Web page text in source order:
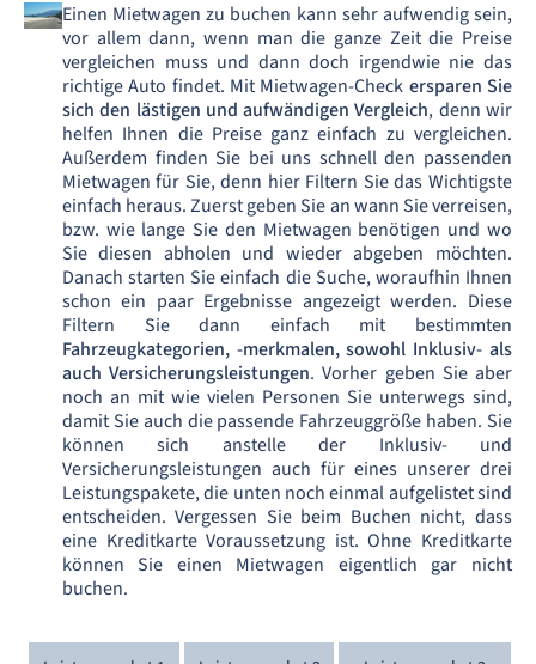
Einen Mietwagen zu buchen kann sehr aufwendig sein,
vor allem dann, wenn man die ganze Zeit die Preise
vergleichen muss und dann doch irgendwie nie das
richtige Auto findet. Mit Mietwagen-Check ersparen Sie
sich den lästigen und aufwändigen Vergleich, denn wir
helfen Ihnen die Preise ganz einfach zu vergleichen.
Außerdem finden Sie bei uns schnell den passenden
Mietwagen für Sie, denn hier Filtern Sie das Wichtigste
einfach heraus. Zuerst geben Sie an wann Sie verreisen,
bzw. wie lange Sie den Mietwagen benötigen und wo
Sie diesen abholen und wieder abgeben möchten.
Danach starten Sie einfach die Suche, woraufhin Ihnen
schon ein paar Ergebnisse angezeigt werden. Diese
Filtern Sie dann einfach mit bestimmten
Fahrzeugkategorien, -merkmalen, sowohl Inklusiv- als
auch Versicherungsleistungen. Vorher geben Sie aber
noch an mit wie vielen Personen Sie unterwegs sind,
damit Sie auch die passende Fahrzeuggröße haben. Sie
können sich anstelle der Inklusiv- und
Versicherungsleistungen auch für eines unserer drei
Leistungspakete, die unten noch einmal aufgelistet sind
entscheiden. Vergessen Sie beim Buchen nicht, dass
eine Kreditkarte Voraussetzung ist. Ohne Kreditkarte
können Sie einen Mietwagen eigentlich gar nicht
buchen.